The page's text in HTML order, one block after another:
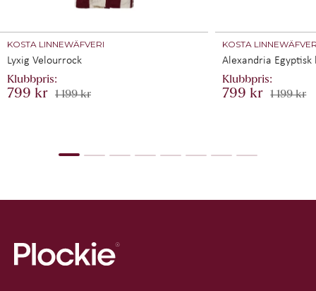
Lyxig Velourrock
KOSTA LINNEWÄFVERI
799 kr 1 199 kr
Alexandria
KOSTA
799 kr 1 199 kr